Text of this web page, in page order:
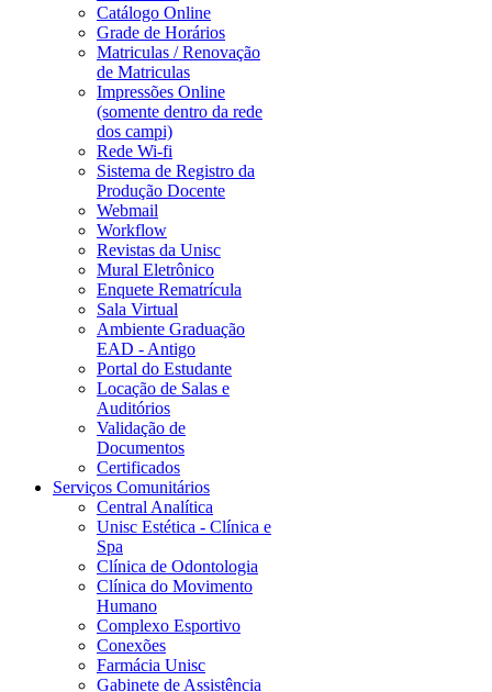
Catálogo Online
Grade de Horários
Matriculas / Renovação
de Matriculas
Impressões Online
(somente dentro da rede
dos campi)
Rede Wi-fi
Sistema de Registro da
Produção Docente
Webmail
Workflow
Revistas da Unisc
Mural Eletrônico
Enquete Rematrícula
Sala Virtual
Ambiente Graduação
EAD - Antigo
Portal do Estudante
Locação de Salas e
Auditórios
Validação de
Documentos
Certificados
Serviços Comunitários
Central Analítica
Unisc Estética - Clínica e
Spa
Clínica de Odontologia
Clínica do Movimento
Humano
Complexo Esportivo
Conexões
Farmácia Unisc
Gabinete de Assistência